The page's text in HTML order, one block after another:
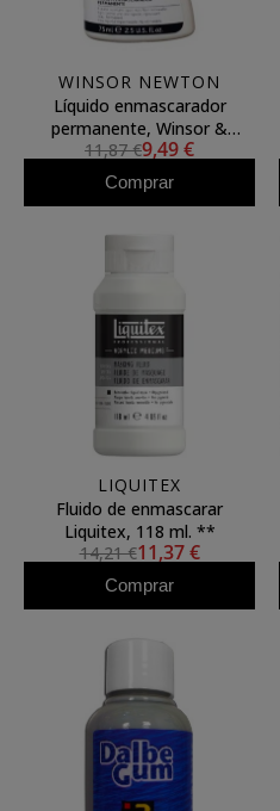
WINSOR NEWTON
Líquido enmascarador
permanente, Winsor &
Newton, 75 ml **
11,87 €9,49 €
Comprar
LIQUITEX
Fluido de enmascarar
Liquitex, 118 ml. **
14,21 €11,37 €
Comprar